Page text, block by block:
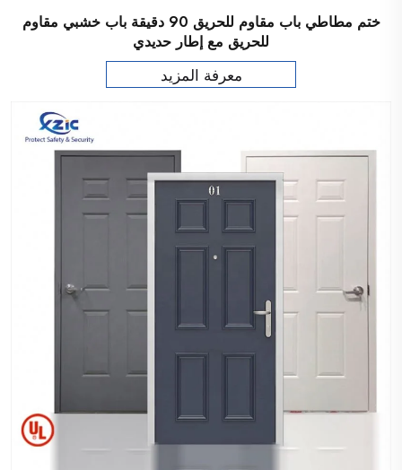
ختم مطاطي باب مقاوم للحريق 90 دقيقة باب خشبي مقاوم
للحريق مع إطار حديدي
معرفة المزيد